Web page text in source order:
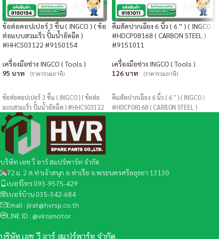
ข้อต่อคอปเปอร์ 3 ชิ้น ( INGCO ) ( ข้อ
ต่อแบบสวมเร็ว ปั้มน้ำอัดฉีด )
#HHCS03122 #9150154
เครื่องมือช่าง INGCO ( Tools )
95
(ราคารวมภาษี)
ข้อต่อคอปเปอร์ 3 ชิ้น ( INGCO ) ( ข้อต่อ
แบบสวมเร็ว ปั้มน้ำอัดฉีด ) #HHCS03122
คีมตัดปากเฉียง 6 นิ้ว ( 6 ” ) ( INGCO )
#HDCP08168 ( CARBON STEEL )
#9151011
เครื่องมือช่าง INGCO ( Tools )
126
(ราคารวมภาษี)
คีมตัดปากเฉียง 6 นิ้ว ( 6 " ) ( INGCO )
#HDCP08168 ( CARBON STEEL )
บริษัท เอช วี อาร์ สแปร์พาร์ท จำกัด
72 ม. 2 ต.ท่าเจ้าสนุก อ.ท่าเรือ จ.พระนครศรีอยุธยา 13130
เบอร์โทร 093-9575-429
เบอร์บ้าน 035-342-684
Email : jirat@hvrsp.co.th
LINE ID : @virojmotor
บริษัท เอช วี อาร์ สแปร์พาร์ท จำกัด